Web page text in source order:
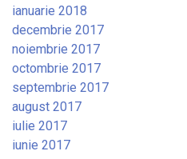
ianuarie 2018
decembrie 2017
noiembrie 2017
octombrie 2017
septembrie 2017
august 2017
iulie 2017
iunie 2017